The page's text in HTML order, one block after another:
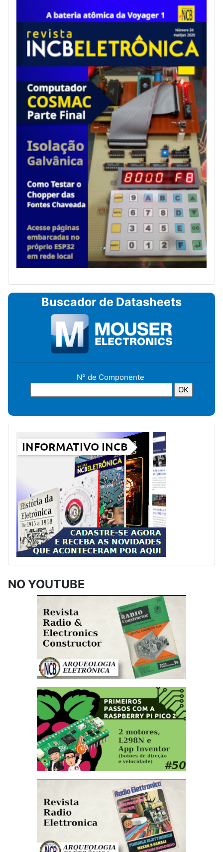
Buscador de Datasheets
N° de Componente
NO YOUTUBE